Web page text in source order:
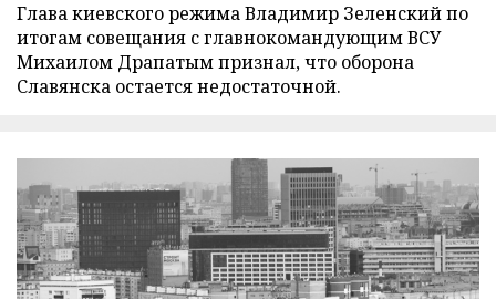
Глава киевского режима Владимир Зеленский по
итогам совещания с главнокомандующим ВСУ
Михаилом Драпатым признал, что оборона
Славянска остается недостаточной.